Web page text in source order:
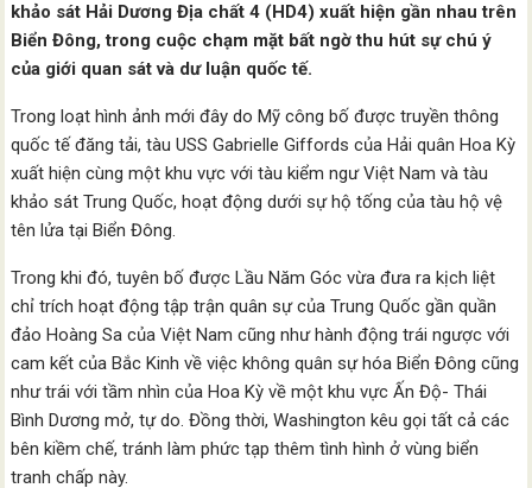
khảo sát Hải Dương Địa chất 4 (HD4) xuất hiện gần nhau trên
Biển Đông, trong cuộc chạm mặt bất ngờ thu hút sự chú ý
của giới quan sát và dư luận quốc tế.
Trong loạt hình ảnh mới đây do Mỹ công bố được truyền thông
quốc tế đăng tải, tàu USS Gabrielle Giffords của Hải quân Hoa Kỳ
xuất hiện cùng một khu vực với tàu kiểm ngư Việt Nam và tàu
khảo sát Trung Quốc, hoạt động dưới sự hộ tống của tàu hộ vệ
tên lửa tại Biển Đông.
Trong khi đó, tuyên bố được Lầu Năm Góc vừa đưa ra kịch liệt
chỉ trích hoạt động tập trận quân sự của Trung Quốc gần quần
đảo Hoàng Sa của Việt Nam cũng như hành động trái ngược với
cam kết của Bắc Kinh về việc không quân sự hóa Biển Đông cũng
như trái với tầm nhìn của Hoa Kỳ về một khu vực Ấn Độ- Thái
Bình Dương mở, tự do. Đồng thời, Washington kêu gọi tất cả các
bên kiềm chế, tránh làm phức tạp thêm tình hình ở vùng biển
tranh chấp này.